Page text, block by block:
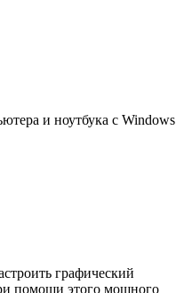
и ноутбука с Windows
графический
помощи этого мощного